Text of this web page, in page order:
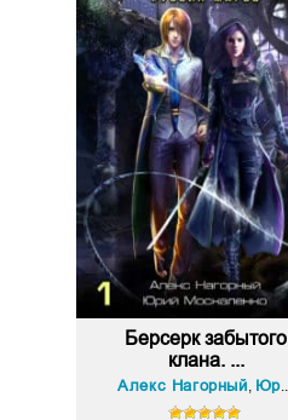
Берсерк забытого
клана. ...
Алекс Нагорный Юрий Москаленко